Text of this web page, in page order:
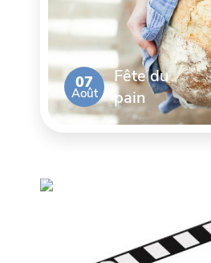
07
Août
Fête du
pain